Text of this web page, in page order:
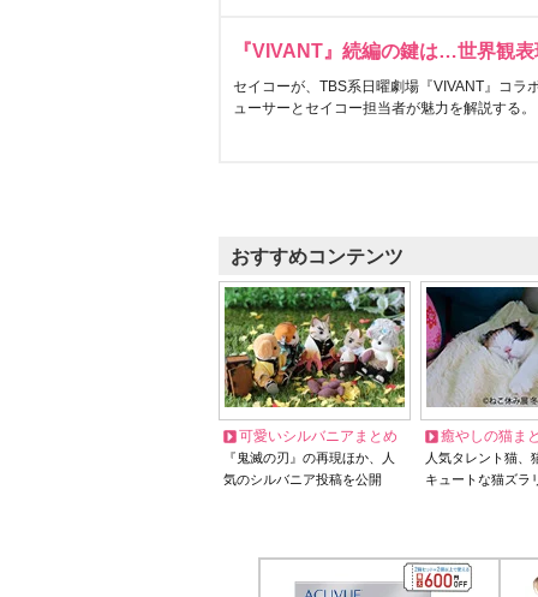
『VIVANT』続編の鍵は…世界観
セイコーが、TBS系日曜劇場『VIVANT』コラ
ューサーとセイコー担当者が魅力を解説する。
おすすめコンテンツ
可愛いシルバニアまとめ
『鬼滅の刃』の再現ほか、人
気のシルバニア投稿を公開
癒やしの猫ま
人気タレント猫
キュートな猫ズラ